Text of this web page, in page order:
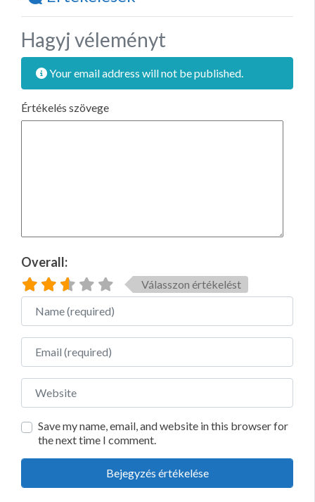
Hagyj véleményt
Your email address will not be published.
Értékelés szövege
Overall:
Válasszon értékelést
Name
Email
Website
Save my name, email, and website in this browser for
the next time I comment.